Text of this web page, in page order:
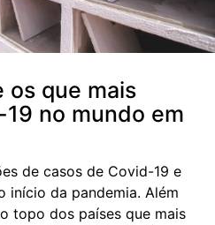
os que mais
no mundo em
de casos de Covid-19 e
início da pandemia. Além
topo dos países que mais